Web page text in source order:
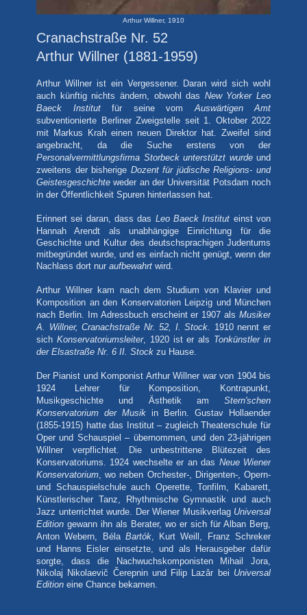
Arthur Willner, 1910
Cranachstraße Nr. 52
Arthur Willner (1881-1959)
Arthur Willner ist ein Vergessener. Daran wird sich wohl
auch künftig nichts ändern, obwohl das New Yorker Leo
Baeck Institutfür seine vomAuswärtigen Amt
subventionierte Berliner Zweigstelle seit 1. Oktober 2022
mit Markus Krah einen neuen Direktor hat. Zweifel sind
angebracht, da die Suche erstens von der
Personalvermittlungsfirma Storbeck unterstützt wurdeund
zweitens der bisherige Dozent für jüdische Religions- und
Geistesgeschichte weder an der Universität Potsdam noch
in der Öffentlichkeit Spuren hinterlassen hat.
Erinnert sei daran, dass das Leo Baeck Institut einst von
Hannah Arendt als unabhängige Einrichtung für die
Geschichte und Kultur des deutschsprachigen Judentums
mitbegründet wurde, und es einfach nicht genügt, wenn der
Nachlass dort nur aufbewahrt wird.
Arthur Willner kam nach dem Studium von Klavier und
Komposition an den Konservatorien Leipzig und München
nach Berlin. Im Adressbuch erscheint er 1907 als Musiker
A. Willner, Cranachstraße Nr. 52, I. Stock. 1910 nennt er
sich Konservatoriumsleiter, 1920 ist er als Tonkünstler in
der Elsastraße Nr. 6 II. Stock zu Hause.
Der Pianist und Komponist Arthur Willner war von 1904 bis
1924 Lehrer für Komposition, Kontrapunkt,
Musikgeschichte und Ästhetik am Stern'schen
Konservatorium der Musik in Berlin. Gustav Hollaender
(1855-1915) hatte das Institut – zugleich Theaterschule für
Oper und Schauspiel – übernommen, und den 23-jährigen
Willner verpflichtet. Die unbestrittene Blütezeit des
Konservatoriums. 1924 wechselte er an das Neue Wiener
Konservatorium, wo neben Orchester-, Dirigenten-, Opern-
und Schauspielschule auch Operette, Tonfilm, Kabarett,
Künstlerischer Tanz, Rhythmische Gymnastik und auch
Jazz unterrichtet wurde. Der Wiener Musikverlag Universal
Edition gewann ihn als Berater, wo er sich für Alban Berg,
Anton Webern, Béla Bartók, Kurt Weill, Franz Schreker
und Hanns Eisler einsetzte, und als Herausgeber dafür
sorgte, dass die Nachwuchskomponisten Mihail Jora,
Nikolaj Nikolaevič Čerepnin und Filip Lazǎr bei Universal
Edition eine Chance bekamen.